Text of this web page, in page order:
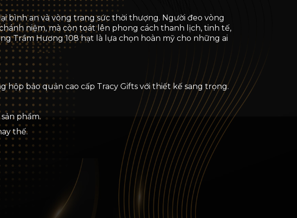
bình an và vòng trang sức thời thượng. Người đeo vòng
niệm, mà còn toát lên phong cách thanh lịch, tinh tế,
Trầm Hương 108 hạt là lựa chọn hoàn mỹ cho những ai
hộp bảo quản cao cấp Tracy Gifts với thiết kế sang trọng.
phẩm.
thế.